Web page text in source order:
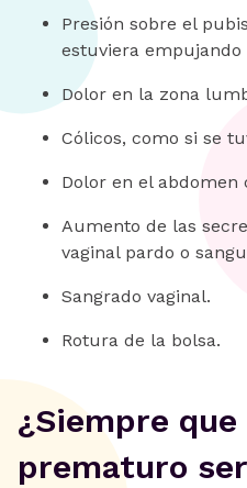
Presión sobre el
estuviera empujando
Dolor en la zona
Cólicos, como si se
Dolor en el abdomen
Aumento de las
vaginal pardo o
Sangrado vaginal.
Rotura de la bolsa.
‍¿Siempre
prematuro